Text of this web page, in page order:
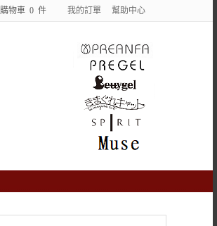
購物車 0 件 我的訂單 幫助中心